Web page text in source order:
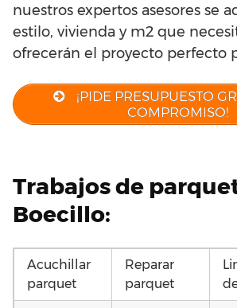
nuestros expertos asesores se
estilo, vivienda y m2 que
ofrecerán el proyecto perfecto
¡PIDE PRESUPUESTO
COMPROMISO!
Trabajos de
Boecillo:
Acuchillar
parquet
Reparar
parquet